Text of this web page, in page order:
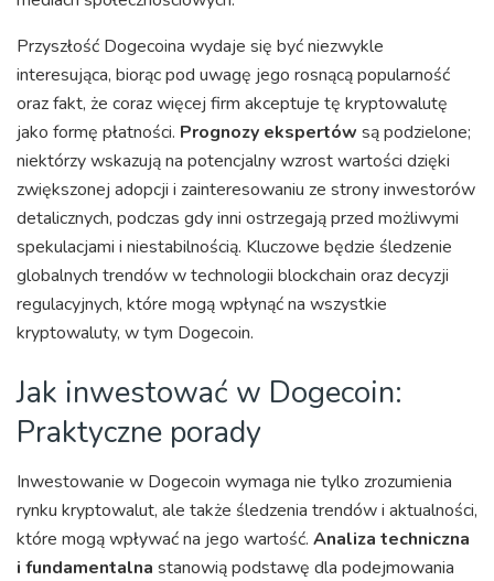
Przyszłość Dogecoina wydaje się być niezwykle
interesująca, biorąc pod uwagę jego rosnącą popularność
oraz fakt, że coraz więcej firm akceptuje tę kryptowalutę
jako formę płatności. Prognozy ekspertów są podzielone;
niektórzy wskazują na potencjalny wzrost wartości dzięki
zwiększonej adopcji i zainteresowaniu ze strony inwestorów
detalicznych, podczas gdy inni ostrzegają przed możliwymi
spekulacjami i niestabilnością. Kluczowe będzie śledzenie
globalnych trendów w technologii blockchain oraz decyzji
regulacyjnych, które mogą wpłynąć na wszystkie
kryptowaluty, w tym Dogecoin.
Jak inwestować w Dogecoin:
Praktyczne porady
Inwestowanie w Dogecoin wymaga nie tylko zrozumienia
rynku kryptowalut, ale także śledzenia trendów i aktualności,
które mogą wpływać na jego wartość. Analiza techniczna
i fundamentalna stanowią podstawę dla podejmowania